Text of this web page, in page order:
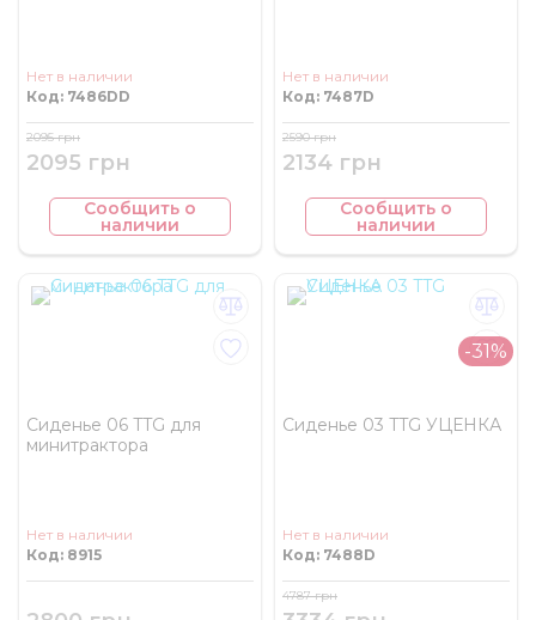
Нет в наличии
Код: 7486DD
2095 грн
2095 грн
Сообщить о
наличии
Нет в наличии
Код: 7487D
2134 грн
2590 грн
Сообщить о
наличии
Сиденье 06 TTG для
минитрактора
Нет в наличии
Код: 8915
-31%
Сиденье 03 TTG УЦЕНКА
Нет в наличии
Код: 7488D
4787 грн